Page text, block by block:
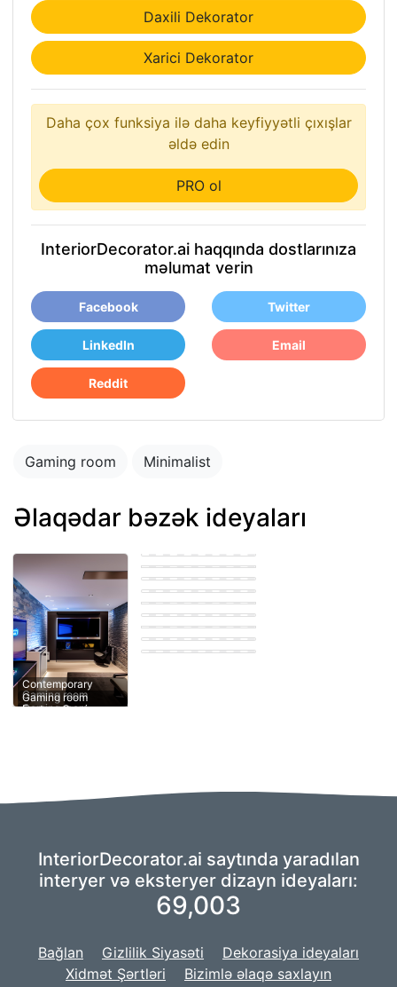
Daxili Dekorator
Xarici Dekorator
Daha çox funksiya ilə daha keyfiyyətli çıxışlar
əldə edin
PRO ol
InteriorDecorator.ai haqqında dostlarınıza
məlumat verin
Facebook Twitter
LinkedIn Email
Reddit
Gaming room Minimalist
Əlaqədar bəzək ideyaları
Contemporary
Gaming room
Contemporary
Gaming room
Gaming room
Gaming room
Eastern Gaming
room
Gaming room
Gaming room
Eastern Gaming
room
Modern Gaming
room
Gaming room
Gaming room
Eastern Gaming
room
Eastern Gaming
room
InteriorDecorator.ai saytında yaradılan
interyer və eksteryer dizayn ideyaları:
69,003
Bağlan Gizlilik Siyasəti
Dekorasiya ideyaları
Xidmət Şərtləri
Bizimlə əlaqə saxlayın